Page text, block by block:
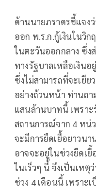
ด้านนายภราดรชี้แจง
ออก พ.ร.ก.กู้เงินในวิ
ในตะวันออกกลาง ซึ่ง
ทางรัฐบาลเหลือเงิน
ซึ่งไม่สามารถที่จะเยี
อย่างถ้วนหน้า ท่านถ
แสนล้านบาทนี้ เพราะ
สถานการณ์จาก 4 หน่
จะมีการยืดเยื้อยาวน
อาจจะอยู่ในช่วงยืดเยื้
ในเร็วๆ นี้ จึงเป็นเหตุ
ช่วง 4 เดือนนี้ เพราะ